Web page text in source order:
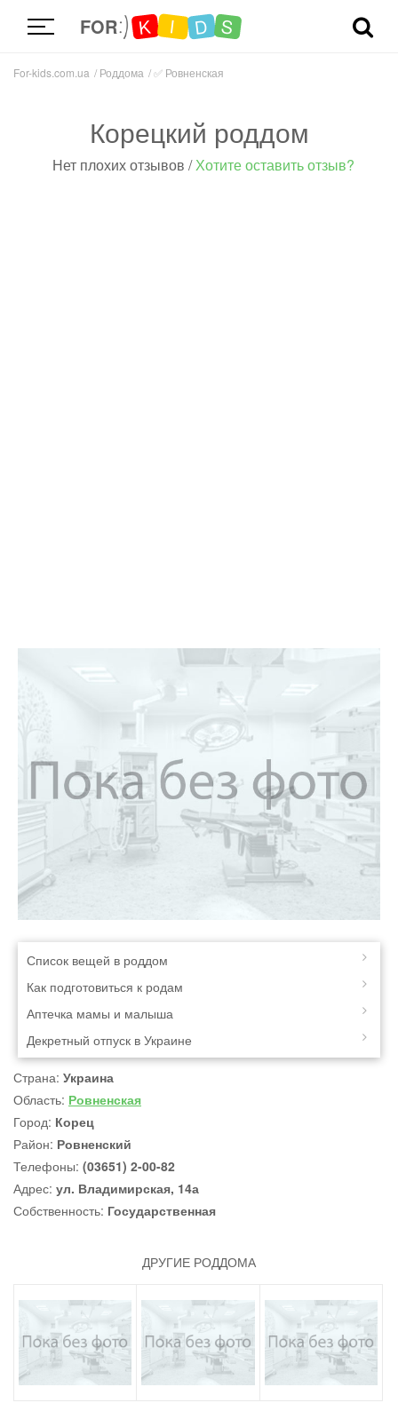
FOR K I D S
For-kids.com.ua Роддома ✅ Ровненская
Корецкий роддом
Нет плохих отзывов /Хотите оставить отзыв?
Список вещей в роддом
Как подготовиться к родам
Аптечка мамы и малыша
Декретный отпуск в Украине
Страна: Украина
Область: Ровненская
Город: Корец
Район: Ровненский
Телефоны: (03651) 2-00-82
Адрес: ул. Владимирская, 14а
Собственность: Государственная
ДРУГИЕ РОДДОМА